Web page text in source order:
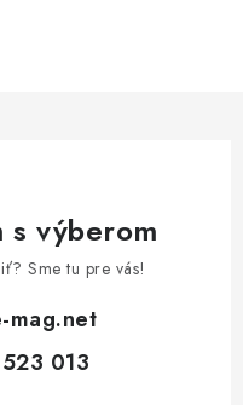
s výberom
Sme tu pre vás!
mag.net
013